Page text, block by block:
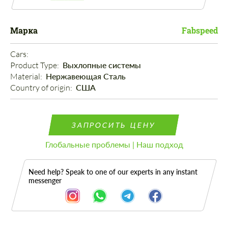
Марка Fabspeed
Cars:
Product Type: Выхлопные системы
Material: Нержавеющая Сталь
Country of origin: США
ЗАПРОСИТЬ ЦЕНУ
Глобальные проблемы | Наш подход
Need help? Speak to one of our experts in any instant
messenger